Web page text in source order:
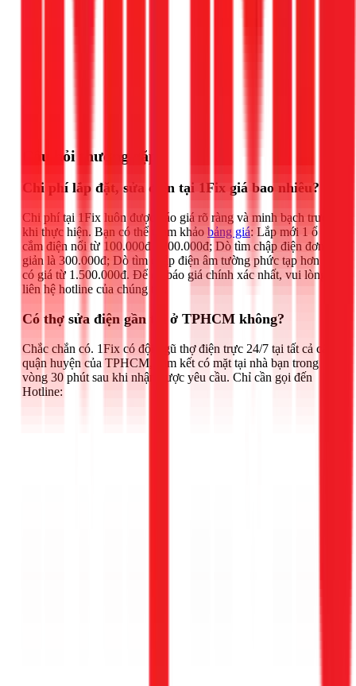
Câu hỏi thường gặp
Chi phí lắp đặt, sửa điện tại 1Fix giá bao nhiêu?
Chi phí tại 1Fix luôn được báo giá rõ ràng và minh bạch trước
khi thực hiện. Bạn có thể tham khảo bảng giá: Lắp mới 1 ổ
cắm điện nổi từ 100.000đ - 200.000đ; Dò tìm chập điện đơn
giản là 300.000đ; Dò tìm chập điện âm tường phức tạp hơn
có giá từ 1.500.000đ. Để có báo giá chính xác nhất, vui lòng
liên hệ hotline của chúng tôi.
Có thợ sửa điện gần tôi ở TPHCM không?
Chắc chắn có. 1Fix có đội ngũ thợ điện trực 24/7 tại tất cả các
quận huyện của TPHCM, cam kết có mặt tại nhà bạn trong
vòng 30 phút sau khi nhận được yêu cầu. Chỉ cần gọi đến
Hotline: